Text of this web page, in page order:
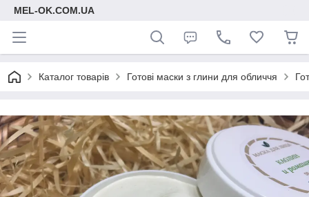
MEL-OK.COM.UA
Каталог товарів Готові маски з глини для обличчя